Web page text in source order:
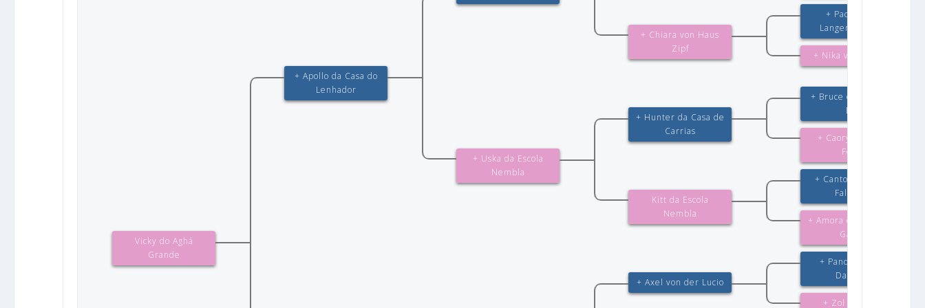
Vicky do Aghá
Grande
+ Apollo da Casa do
Lenhador
+ Chiara von Haus
Zipf
+ Pacco vom
Langenbungert
+ Nika von Arjakjo
+ Uska da Escola
Nembla
+ Hunter da Casa de
Carrias
+ Bruce do Quildog
BH
+ Caory da Casa
Felix
Kitt da Escola
Nembla
+ Canto von Haus
Falciano
+ Amora da Terra da
Garoa
+ Axel von der Lucio
+ Pando de Los
Danicar
+ Zol von der